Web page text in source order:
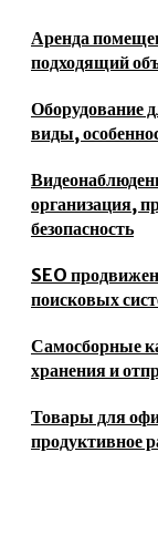
Аренда
подходящий
Оборудование
виды,
организация,
безопасность
SEO
поисковых
Самосборные
хранения и
Товары для
продуктивное